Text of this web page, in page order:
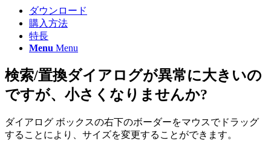
ダウンロード
購入方法
特長
Menu Menu
検索/置換ダイアログが異常に大きいの
ですが、小さくなりませんか?
ダイアログ ボックスの右下のボーダーをマウスでドラッグ
することにより、サイズを変更することができます。